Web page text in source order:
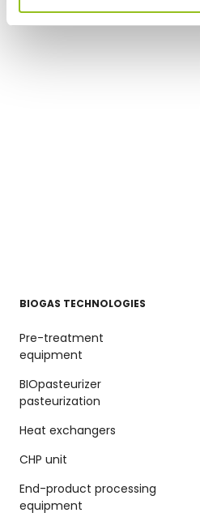
BIOGAS TECHNOLOGIES
Pre-treatment
equipment
BIOpasteurizer
pasteurization
Heat exchangers
CHP unit
End-product processing
equipment